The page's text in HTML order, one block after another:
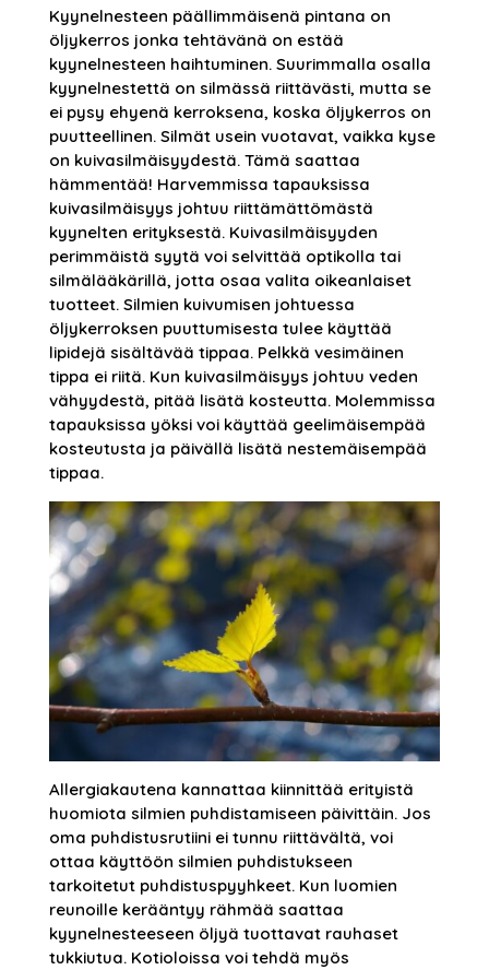
Kyynelnesteen päällimmäisenä pintana on
öljykerros jonka tehtävänä on estää
kyynelnesteen haihtuminen. Suurimmalla osalla
kyynelnestettä on silmässä riittävästi, mutta se
ei pysy ehyenä kerroksena, koska öljykerros on
puutteellinen. Silmät usein vuotavat, vaikka kyse
on kuivasilmäisyydestä. Tämä saattaa
hämmentää! Harvemmissa tapauksissa
kuivasilmäisyys johtuu riittämättömästä
kyynelten erityksestä. Kuivasilmäisyyden
perimmäistä syytä voi selvittää optikolla tai
silmälääkärillä, jotta osaa valita oikeanlaiset
tuotteet. Silmien kuivumisen johtuessa
öljykerroksen puuttumisesta tulee käyttää
lipidejä sisältävää tippaa. Pelkkä vesimäinen
tippa ei riitä. Kun kuivasilmäisyys johtuu veden
vähyydestä, pitää lisätä kosteutta. Molemmissa
tapauksissa yöksi voi käyttää geelimäisempää
kosteutusta ja päivällä lisätä nestemäisempää
tippaa.
Allergiakautena kannattaa kiinnittää erityistä
huomiota silmien puhdistamiseen päivittäin. Jos
oma puhdistusrutiini ei tunnu riittävältä, voi
ottaa käyttöön silmien puhdistukseen
tarkoitetut puhdistuspyyhkeet. Kun luomien
reunoille kerääntyy rähmää saattaa
kyynelnesteeseen öljyä tuottavat rauhaset
tukkiutua. Kotioloissa voi tehdä myös